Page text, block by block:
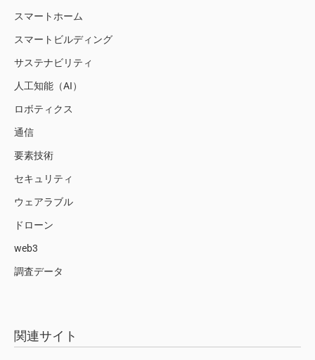
スマートホーム
スマートビルディング
サステナビリティ
人工知能（AI）
ロボティクス
通信
要素技術
セキュリティ
ウェアラブル
ドローン
web3
調査データ
関連サイト